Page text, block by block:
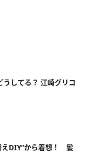
してる？ 江崎グリコ
えDIY”から着想！ 髪